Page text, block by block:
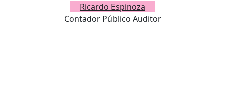
Ricardo Espinoza
Contador Público Auditor